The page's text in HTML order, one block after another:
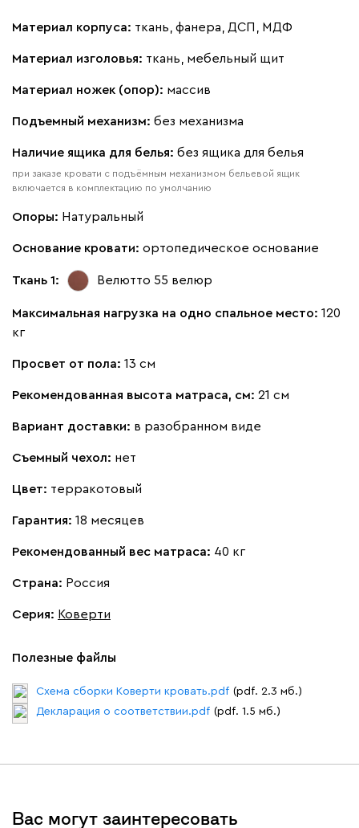
130 690 695
Винтер 469 780
Виридис Клэй Мустард
Бежевый
Материал корпуса: ткань, фанера, ДСП, МДФ
Материал изголовья: ткань, мебельный щит
Материал ножек (опор): массив
Подъемный механизм: без механизма
Наличие ящика для белья: без ящика для белья
при заказе кровати с подъёмным механизмом бельевой ящик
включается в комплектацию по умолчанию
Опоры: Натуральный
Основание кровати: ортопедическое основание
Ткань 1: Велютто 55 велюр
Максимальная нагрузка на одно спальное место: 120
кг
Просвет от пола: 13 см
Рекомендованная высота матраса, см: 21 см
Вариант доставки: в разобранном виде
Съемный чехол: нет
Цвет: терракотовый
Гарантия: 18 месяцев
Рекомендованный вес матраса: 40 кг
Страна: Россия
Серия: Коверти
Полезные файлы
Схема сборки Коверти кровать.pdf (pdf. 2.3 мб.)
Декларация о соответствии.pdf (pdf. 1.5 мб.)
Вас могут заинтересовать